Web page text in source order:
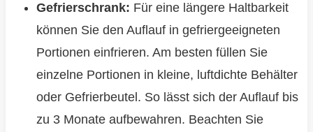
Gefrierschrank: Für eine längere Haltbarkeit
können Sie den Auflauf in gefriergeeigneten
Portionen einfrieren. Am besten füllen Sie
einzelne Portionen in kleine, luftdichte Behälter
oder Gefrierbeutel. So lässt sich der Auflauf bis
zu 3 Monate aufbewahren. Beachten Sie